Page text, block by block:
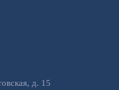
д. 15